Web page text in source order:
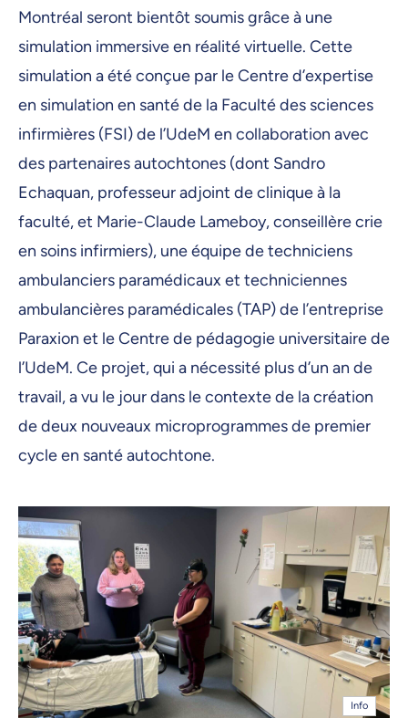
Montréal seront bientôt soumis grâce à une
simulation immersive en réalité virtuelle. Cette
simulation a été conçue par le Centre d’expertise
en simulation en santé de la Faculté des sciences
infirmières (FSI) de l’UdeM en collaboration avec
des partenaires autochtones (dont Sandro
Echaquan, professeur adjoint de clinique à la
faculté, et Marie-Claude Lameboy, conseillère crie
en soins infirmiers), une équipe de techniciens
ambulanciers paramédicaux et techniciennes
ambulancières paramédicales (TAP) de l’entreprise
Paraxion et le Centre de pédagogie universitaire de
l’UdeM. Ce projet, qui a nécessité plus d’un an de
travail, a vu le jour dans le contexte de la création
de deux nouveaux microprogrammes de premier
cycle en santé autochtone.
Info